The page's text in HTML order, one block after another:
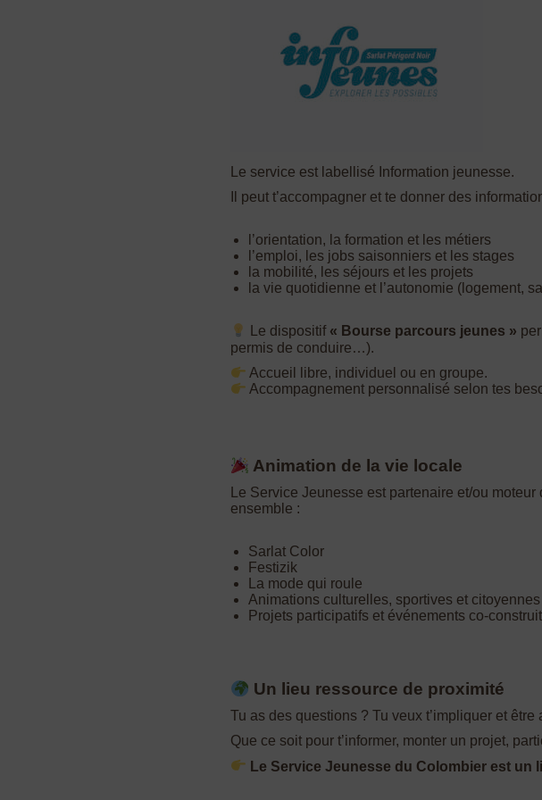
Le service est labellisé Information jeunesse.
Il peut t’accompagner et te donner des
l’orientation, la formation et les métiers
l’emploi, les jobs saisonniers et les stages
la mobilité, les séjours et les projets
la vie quotidienne et l’autonomie (logement,
Le dispositif « Bourse parcours jeunes »
permis de conduire…).
Accueil libre, individuel ou en groupe.
Accompagnement personnalisé selon tes
Animation de la vie locale
Le Service Jeunesse est partenaire et/ou
ensemble :
Sarlat Color
Festizik
La mode qui roule
Animations culturelles, sportives et citoyennes
Projets participatifs et événements co-
Un lieu ressource de proximité
Tu as des questions ? Tu veux t’impliquer et être
Que ce soit pour t’informer, monter un projet,
Le Service Jeunesse du Colombier est un